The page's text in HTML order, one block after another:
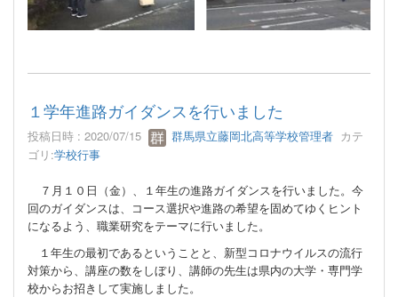
１学年進路ガイダンスを行いました
投稿日時 : 2020/07/15 群馬県立藤岡北高等学校管理者 カテ
ゴリ:学校行事
７月１０日（金）、１年生の進路ガイダンスを行いました。今
回のガイダンスは、コース選択や進路の希望を固めてゆくヒント
になるよう、職業研究をテーマに行いました。
１年生の最初であるということと、新型コロナウイルスの流行
対策から、講座の数をしぼり、講師の先生は県内の大学・専門学
校からお招きして実施しました。